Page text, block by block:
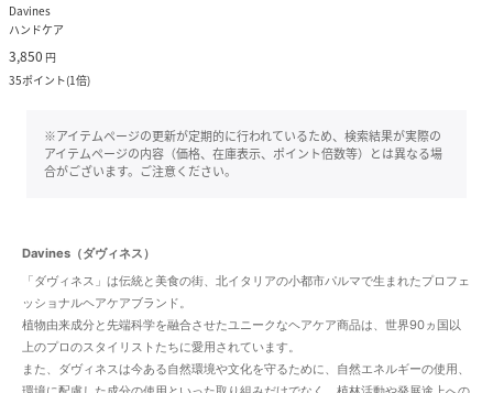
Davines
ハンドケア
3,850 円
35ポイント(1倍)
※アイテムページの更新が定期的に行われているため、検索結果が実際の
アイテムページの内容（価格、在庫表示、ポイント倍数等）とは異なる場
合がございます。ご注意ください。
Davines（ダヴィネス）
「ダヴィネス」は伝統と美食の街、北イタリアの小都市パルマで生まれたプロフェ
ッショナルヘアケアブランド。
植物由来成分と先端科学を融合させたユニークなヘアケア商品は、世界90ヵ国以
上のプロのスタイリストたちに愛用されています。
また、ダヴィネスは今ある自然環境や文化を守るために、自然エネルギーの使用、